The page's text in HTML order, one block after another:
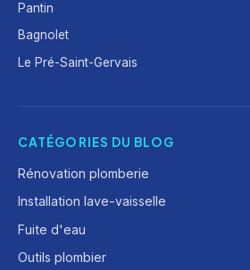
Pantin
Bagnolet
Le Pré-Saint-Gervais
CATÉGORIES DU BLOG
Rénovation plomberie
Installation lave-vaisselle
Fuite d'eau
Outils plombier